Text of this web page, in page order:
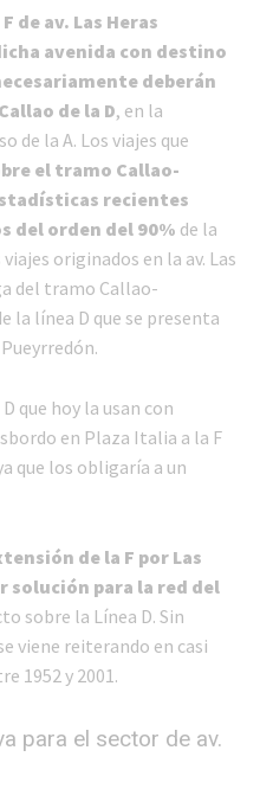
de av. Las Heras
avenida con destino
deberán
de la D, en la
de la A. Los viajes que
el tramo Callao-
recientes
del orden del 90% de la
originados en la av. Las
del tramo Callao-
la línea D que se presenta
que hoy la usan con
en Plaza Italia a la F
que los obligaría a un
de la F por Las
solución para la red del
sobre la Línea D. Sin
viene reiterando en casi
1952 y 2001.
para el sector de av.